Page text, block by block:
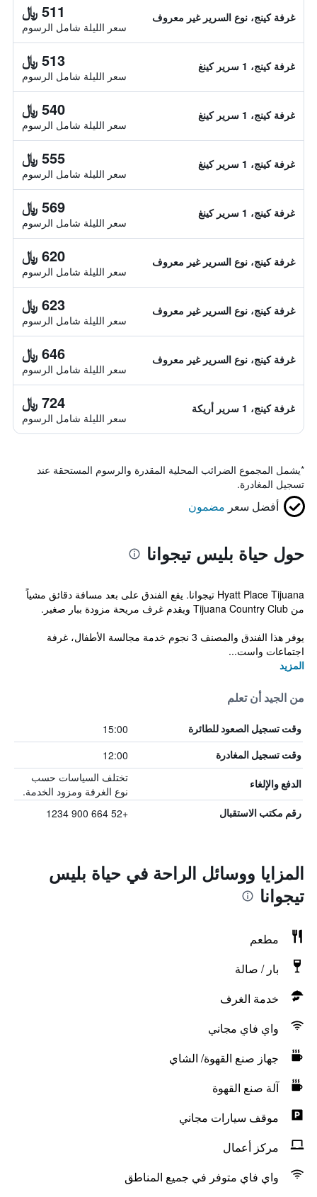
غرفة كينج، نوع السرير غير معروف 511 ﷼
سعر الليلة شامل الرسوم
غرفة كينج، 1 سرير كينغ 513 ﷼
سعر الليلة شامل الرسوم
غرفة كينج، 1 سرير كينغ 540 ﷼
سعر الليلة شامل الرسوم
غرفة كينج، 1 سرير كينغ 555 ﷼
سعر الليلة شامل الرسوم
غرفة كينج، 1 سرير كينغ 569 ﷼
سعر الليلة شامل الرسوم
غرفة كينج، نوع السرير غير معروف 620 ﷼
سعر الليلة شامل الرسوم
غرفة كينج، نوع السرير غير معروف 623 ﷼
سعر الليلة شامل الرسوم
غرفة كينج، نوع السرير غير معروف 646 ﷼
سعر الليلة شامل الرسوم
غرفة كينج، 1 سرير أريكة 724 ﷼
سعر الليلة شامل الرسوم
*يشمل المجموع الضرائب المحلية المقدرة والرسوم المستحقة عند
تسجيل المغادرة.
أفضل سعر مضمون
حول حياة بليس تيجوانا
Hyatt Place Tijuana تيجوانا. يقع الفندق على بعد مسافة دقائق مشياً
من Tijuana Country Club ويقدم غرف مريحة مزودة ببار صغير.
يوفر هذا الفندق والمصنف 3 نجوم خدمة مجالسة الأطفال، غرفة
اجتماعات واست...
المزيد
من الجيد أن تعلم
وقت تسجيل الصعود للطائرة 15:00
وقت تسجيل المغادرة 12:00
الدفع والإلغاء
تختلف السياسات حسب
نوع الغرفة ومزود الخدمة.
رقم مكتب الاستقبال +52 664 900 1234
المزايا ووسائل الراحة في حياة بليس
تيجوانا
مطعم
بار / صالة
خدمة الغرف
واي فاي مجاني
جهاز صنع القهوة/ الشاي
آلة صنع القهوة
موقف سيارات مجاني
مركز أعمال
واي فاي متوفر في جميع المناطق